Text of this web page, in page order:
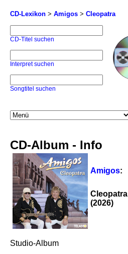
CD-Lexikon > Amigos > Cleopatra
CD-Titel suchen
Interpret suchen
Songtitel suchen
CD-Album - Info
Amigos:
Cleopatra
(2026)
Studio-Album